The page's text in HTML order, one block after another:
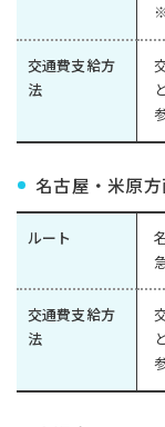
交通費支給方
法
名古屋・米原方
ルート
交通費支給方
法